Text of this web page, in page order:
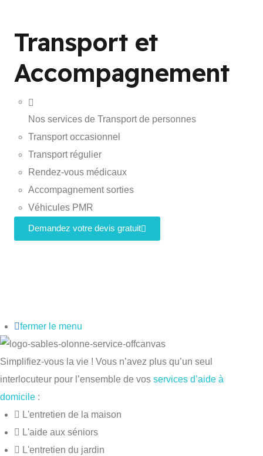
Transport et
Accompagnement
Nos services de Transport de personnes
Transport occasionnel
Transport régulier
Rendez-vous médicaux
Accompagnement sorties
Véhicules PMR
Demandez votre devis gratuit
fermer le menu
Simplifiez-vous la vie ! Vous n’avez plus qu’un seul
interlocuteur pour l’ensemble de vos services d’aide à
domicile :
L'entretien de la maison
L'aide aux séniors
L'entretien du jardin